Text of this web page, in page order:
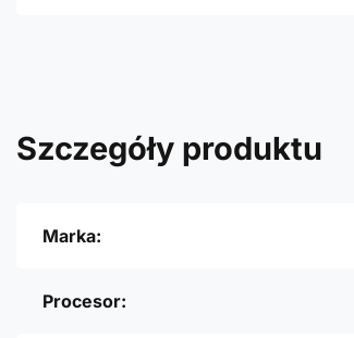
Szczegóły produktu
Marka:
Procesor: